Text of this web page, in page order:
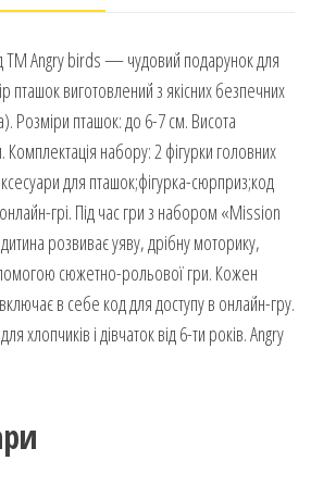
ТМ Angry birds — чудовий подарунок для
пташок виготовлений з якісних безпечних
Розміри пташок: до 6-7 см. Висота
набору: 2 фігурки головних
для пташок;фігурка-сюрприз;код
грі. Під час гри з набором «Mission
розвиває уяву, дрібну моторику,
сюжетно-рольової гри. Кожен
в себе код для доступу в онлайн-гру.
хлопчиків і дівчаток від 6-ти років. Angry